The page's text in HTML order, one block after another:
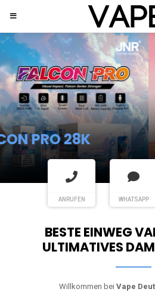
JNRSHISHA
ANRUFEN WHATSAPP
BESTE EINWEG
ULTIMATIVES
Willkommen bei Vape